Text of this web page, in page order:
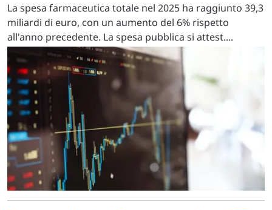
La spesa farmaceutica totale nel 2025 ha raggiunto 39,3
miliardi di euro, con un aumento del 6% rispetto
all'anno precedente. La spesa pubblica si attest....